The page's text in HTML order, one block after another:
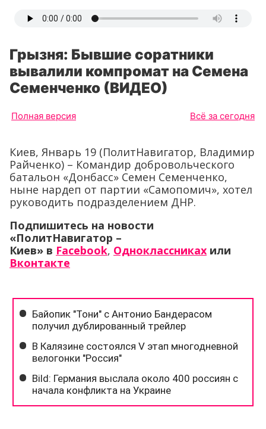
Грызня: Бывшие соратники
вывалили компромат на Семена
Семенченко (ВИДЕО)
Полная версия Всё за сегодня
Киев, Январь 19 (ПолитНавигатор, Владимир
Райченко) – Командир добровольческого
батальон «Донбасс» Семен Семенченко,
ныне нардеп от партии «Самопомич», хотел
руководить подразделением ДНР.
Подпишитесь на новости
«ПолитНавигатор –
Киев» в Facebook, Одноклассниках или
Вконтакте